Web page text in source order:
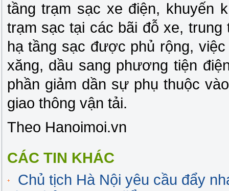
tầng trạm sạc xe điện, khuyến
trạm sạc tại các bãi đỗ xe,
hạ tầng sạc được phủ rộng,
xăng, dầu sang phương tiện
phần giảm dần sự phụ thuộc
giao thông vận tải.
Theo Hanoimoi.vn
CÁC TIN KHÁC
Chủ tịch Hà Nội yêu cầu đẩy